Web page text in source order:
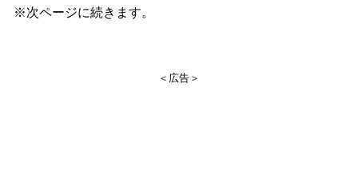
※次ページに続きます。
＜広告＞